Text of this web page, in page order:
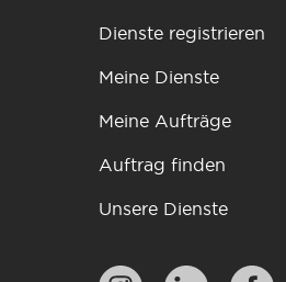
Dienste registrieren
Meine Dienste
Meine Aufträge
Auftrag finden
Unsere Dienste